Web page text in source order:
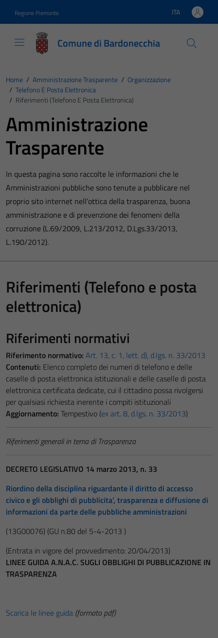
Regione Piemonte Lingua attiva:
ITA
Comune di Bardonecchia
Home / Amministrazione Trasparente / Organizzazione
/ Telefono E Posta Elettronica
/ Riferimenti (Telefono E Posta Elettronica)
Amministrazione
Trasparente
In questa pagina sono raccolte le informazioni che le
Amministrazioni pubbliche sono tenute a pubblicare nel
proprio sito internet nell’ottica della trasparenza, buona
amministrazione e di prevenzione dei fenomeni della
corruzione (L.69/2009, L.213/2012, D.Lgs.33/2013,
L.190/2012).
Riferimenti (Telefono e posta
elettronica)
Riferimenti normativi
Riferimento normativo: Art. 13, c. 1, lett. d), d.lgs. n. 33/2013
Contenuti: Elenco completo dei numeri di telefono e delle
caselle di posta elettronica istituzionali e delle caselle di posta
elettronica certificata dedicate, cui il cittadino possa rivolgersi
per qualsiasi richiesta inerente i compiti istituzionali
Aggiornamento: Tempestivo (ex art. 8, d.lgs. n. 33/2013)
Riferimenti generali in tema di Trasparenza
DECRETO LEGISLATIVO 14 marzo 2013, n. 33
Riordino della disciplina riguardante il diritto di accesso
civico e gli obblighi di pubblicita’, trasparenza e diffusione di
informazioni da parte delle pubbliche amministrazioni
(13G00076) (GU n.80 del 5-4-2013 )
(Entrata in vigore del provvedimento: 20/04/2013)
LINEE GUIDA A.N.A.C. SUGLI OBBLIGHI DI PUBBLICAZIONE IN
TRASPARENZA
Scarica le linee guida (formato pdf)